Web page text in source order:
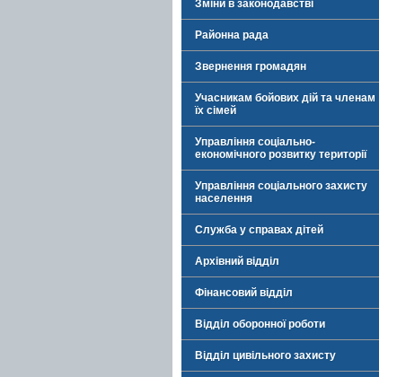
Зміни в законодавстві
Районна рада
Звернення громадян
Учасникам бойових дій та членам
їх сімей
Управління соціально-
економічного розвитку території
Управління соціального захисту
населення
Служба у справах дітей
Архівний відділ
Фінансовий відділ
Відділ оборонної роботи
Відділ цивільного захисту